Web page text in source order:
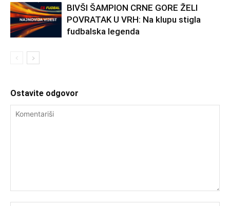
BIVŠI ŠAMPION CRNE GORE ŽELI
POVRATAK U VRH: Na klupu stigla
fudbalska legenda
Ostavite odgovor